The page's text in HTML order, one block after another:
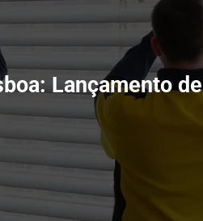
Lançamento